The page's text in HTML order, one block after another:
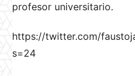
profesor universitario.
https://twitter.com/
s=24